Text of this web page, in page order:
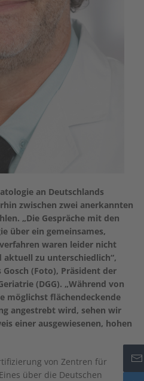
an Deutschlands
zwischen zwei anerkannten
„Die Gespräche mit den
über ein gemeinsames,
waren leider nicht
aktuell zu unterschiedlich“,
(Foto), Präsident der
(DGG). „Während von
möglichst flächendeckende
angestrebt wird, sehen wir
einer ausgewiesenen, hohen
von Zentren für
über die Deutschen